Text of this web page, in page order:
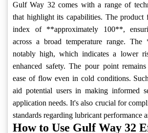
Gulf Way 32 comes with a range of
that highlight its capabilities. The product
index of **approximately 100**,
across a broad temperature range.
notably high, which indicates a lower
enhanced safety. The pour point
ease of flow even in cold conditions.
aid potential users in making informed
application needs. It's also crucial for
standards regarding lubricant performance
How to Use Gulf Way 32